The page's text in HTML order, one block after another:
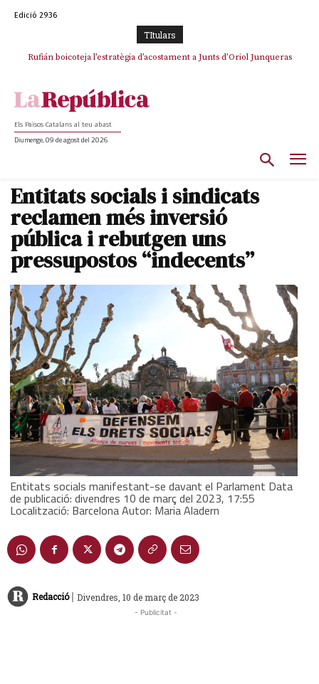
Edició 2936
TItulars
Rufián boicoteja l’estratègia d’acostament a Junts d’Oriol Junqueras
Els Països Catalans al teu abast
Diumenge, 09 de agost del 2026
Entitats socials i sindicats
reclamen més inversió
pública i rebutgen uns
pressupostos “indecents”
Entitats socials manifestant-se davant el Parlament Data
de publicació: divendres 10 de març del 2023, 17:55
Localització: Barcelona Autor: Maria Aladern
Redacció | Divendres, 10 de març de 2023
- Publicitat -